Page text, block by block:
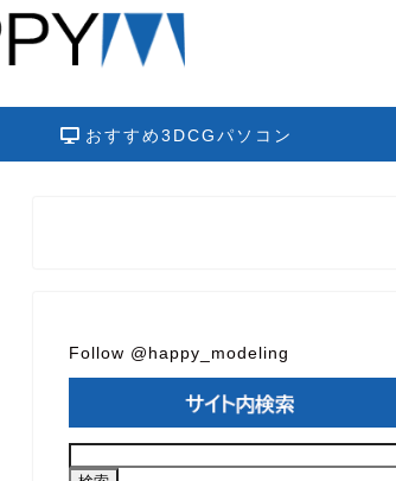
おすすめ3DCGパソコン
Follow @happy_modeling